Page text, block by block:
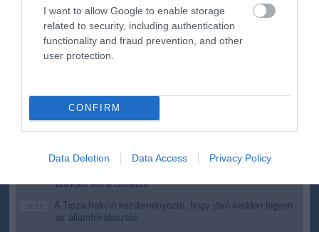
I want to allow Google to enable storage
related to security, including authentication
functionality and fraud prevention, and other
user protection.
CONFIRM
Data Deletion Data Access Privacy Policy
ma.hu legfrissebb hírei:
Árpádot
6:48
Magyar Péter: átfogó energiafejlesztési tervet fogadott el a
kormány
Kenyában bezzeg minden zöldebb
bukkant elő a Dunából
16:12
A Tisza-frakció kezdeményezte, hogy jövő kedden legyen
az államfőválasztás